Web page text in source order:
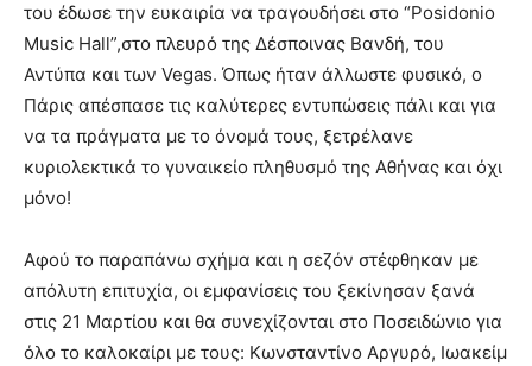
του έδωσε την ευκαιρία να τραγουδήσει στο “Posidonio
Music Hall”,στο πλευρό της Δέσποινας Βανδή, του
Αντύπα και των Vegas. Όπως ήταν άλλωστε φυσικό, ο
Πάρις απέσπασε τις καλύτερες εντυπώσεις πάλι και για
να τα πράγματα με το όνομά τους, ξετρέλανε
κυριολεκτικά το γυναικείο πληθυσμό της Αθήνας και όχι
μόνο!
Αφού το παραπάνω σχήμα και η σεζόν στέφθηκαν με
απόλυτη επιτυχία, οι εμφανίσεις του ξεκίνησαν ξανά
στις 21 Μαρτίου και θα συνεχίζονται στο Ποσειδώνιο για
όλο το καλοκαίρι με τους: Κωνσταντίνο Αργυρό, Ιωακείμ